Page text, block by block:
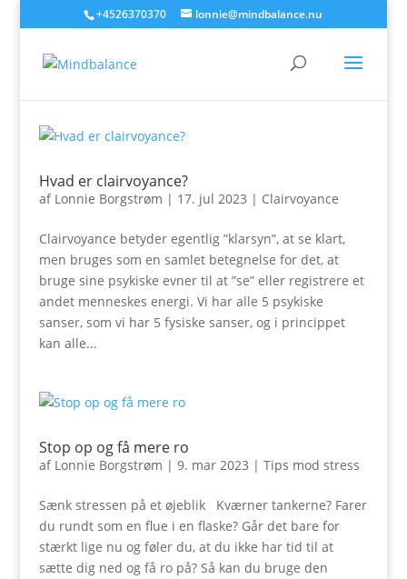
+4526370370 lonnie@mindbalance.nu
Hvad er clairvoyance?
af Lonnie Borgstrøm | 17. jul 2023 | Clairvoyance
Clairvoyance betyder egentlig ”klarsyn”, at se klart,
men bruges som en samlet betegnelse for det, at
bruge sine psykiske evner til at ”se” eller registrere et
andet menneskes energi. Vi har alle 5 psykiske
sanser, som vi har 5 fysiske sanser, og i princippet
kan alle...
Stop op og få mere ro
af Lonnie Borgstrøm | 9. mar 2023 | Tips mod stress
Sænk stressen på et øjeblik Kværner tankerne? Farer
du rundt som en flue i en flaske? Går det bare for
stærkt lige nu og føler du, at du ikke har tid til at
sætte dig ned og få ro på? Så kan du bruge den